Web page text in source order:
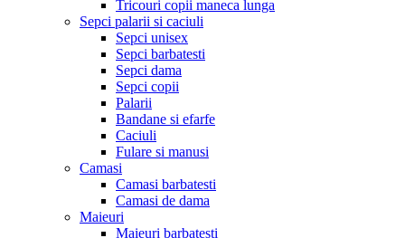
Tricouri copii maneca lunga
Sepci palarii si caciuli
Sepci unisex
Sepci barbatesti
Sepci dama
Sepci copii
Palarii
Bandane si efarfe
Caciuli
Fulare si manusi
Camasi
Camasi barbatesti
Camasi de dama
Maieuri
Maieuri barbatesti